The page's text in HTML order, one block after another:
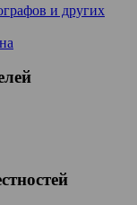
и других